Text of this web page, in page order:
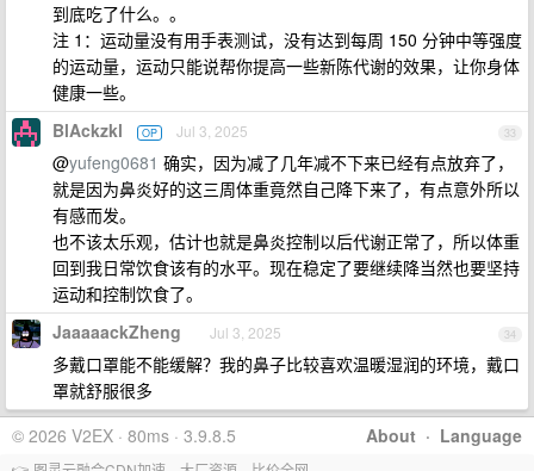
到底吃了什么。。
注 1：运动量没有用手表测试，没有达到每周 150 分钟中等强度
的运动量，运动只能说帮你提高一些新陈代谢的效果，让你身体
健康一些。
33
BlAckzkl OP Jul 3, 2025
@yufeng0681 确实，因为减了几年减不下来已经有点放弃了，
就是因为鼻炎好的这三周体重竟然自己降下来了，有点意外所以
有感而发。
也不该太乐观，估计也就是鼻炎控制以后代谢正常了，所以体重
回到我日常饮食该有的水平。现在稳定了要继续降当然也要坚持
运动和控制饮食了。
34
JaaaaackZheng Jul 3, 2025
多戴口罩能不能缓解？我的鼻子比较喜欢温暖湿润的环境，戴口
罩就舒服很多
About · Language
© 2026 V2EX · 80ms · 3.9.8.5